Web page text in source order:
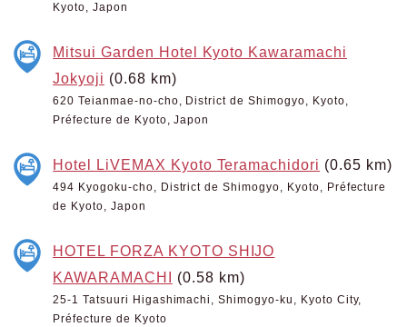
Kyoto, Japon
Mitsui Garden Hotel Kyoto Kawaramachi
Jokyoji (0.68 km)
620 Teianmae-no-cho, District de Shimogyo, Kyoto,
Préfecture de Kyoto, Japon
Hotel LiVEMAX Kyoto Teramachidori (0.65 km)
494 Kyogoku-cho, District de Shimogyo, Kyoto, Préfecture
de Kyoto, Japon
HOTEL FORZA KYOTO SHIJO
KAWARAMACHI (0.58 km)
25-1 Tatsuuri Higashimachi, Shimogyo-ku, Kyoto City,
Préfecture de Kyoto